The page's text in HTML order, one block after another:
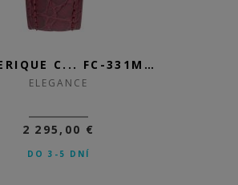
FREDERIQUE C... FC-331MPWRD3B6
ELEGANCE
2 295,00 €
DO 3-5 DNÍ